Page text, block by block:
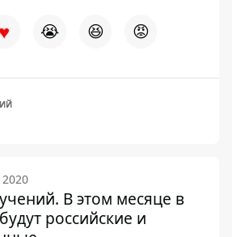
♥ 😭 😆 😡
В этом месяце в
российские и